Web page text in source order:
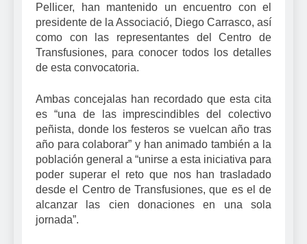
Pellicer, han mantenido un encuentro con el
presidente de la Associació, Diego Carrasco, así
como con las representantes del Centro de
Transfusiones, para conocer todos los detalles
de esta convocatoria.
Ambas concejalas han recordado que esta cita
es “una de las imprescindibles del colectivo
peñista, donde los festeros se vuelcan año tras
año para colaborar” y han animado también a la
población general a “unirse a esta iniciativa para
poder superar el reto que nos han trasladado
desde el Centro de Transfusiones, que es el de
alcanzar las cien donaciones en una sola
jornada”.